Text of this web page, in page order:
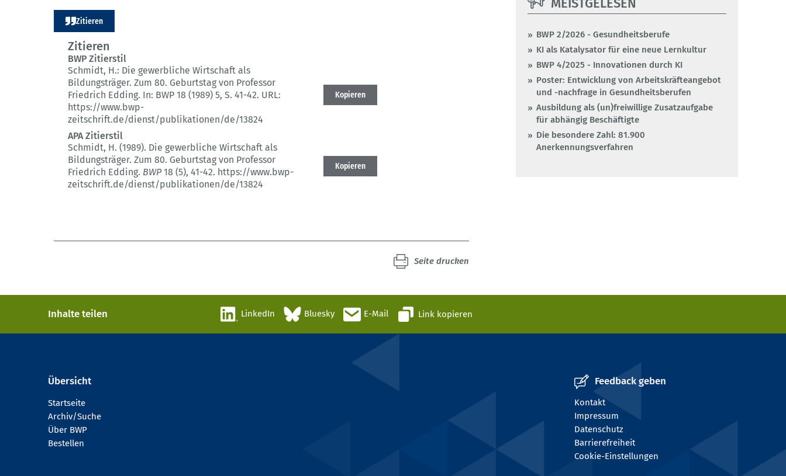
Zitieren
Zitieren
BWP Zitierstil
Schmidt, H.: Die gewerbliche Wirtschaft als
Bildungsträger. Zum 80. Geburtstag von Professor
Friedrich Edding. In: BWP 18 (1989) 5, S. 41-42. URL:
https://www.bwp-
zeitschrift.de/dienst/publikationen/de/13824
Kopieren
APA Zitierstil
Schmidt, H. (1989). Die gewerbliche Wirtschaft als
Bildungsträger. Zum 80. Geburtstag von Professor
Friedrich Edding. BWP18 (5), 41-42. https://www.bwp-
zeitschrift.de/dienst/publikationen/de/13824
Kopieren
Seite drucken
BWP 2/2026 - Gesundheitsberufe
KI als Katalysator für eine neue Lernkultur
BWP 4/2025 - Innovationen durch KI
Poster: Entwicklung von Arbeitskräfteangebot
und -nachfrage in Gesundheitsberufen
Ausbildung als (un)freiwillige Zusatzaufgabe
für abhängig Beschäftigte
Die besondere Zahl: 81.900
Anerkennungsverfahren
Inhalte teilen LinkedIn Bluesky E-Mail Link kopieren
Übersicht
Startseite
Archiv/Suche
Über BWP
Bestellen
Feedback geben
Kontakt
Impressum
Datenschutz
Barrierefreiheit
Cookie-Einstellungen